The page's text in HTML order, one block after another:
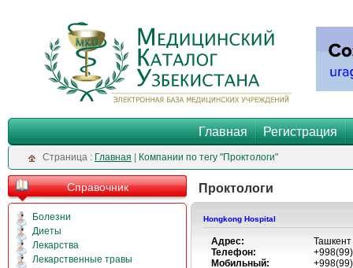
Главная Регистрация
Cтраница : Главная Компании по тегу "Проктологи"
Справочник
Болезни
Диеты
Лекарства
Лекарственные травы
Проктологи
Hongkong Hospital
Адрес:
Телефон:
Мобильный: